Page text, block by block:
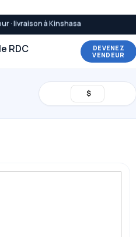
· livraison à Kinshasa
DEVENEZ
VENDEUR
$